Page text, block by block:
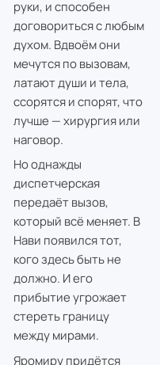
руки, и способен
договориться с любым
духом. Вдвоём они
мечутся по вызовам,
латают души и тела,
ссорятся и спорят, что
лучше — хирургия или
наговор.
Но однажды
диспетчерская
передаёт вызов,
который всё меняет. В
Нави появился тот,
кого здесь быть не
должно. И его
прибытие угрожает
стереть границу
между мирами.
Яромиру придётся